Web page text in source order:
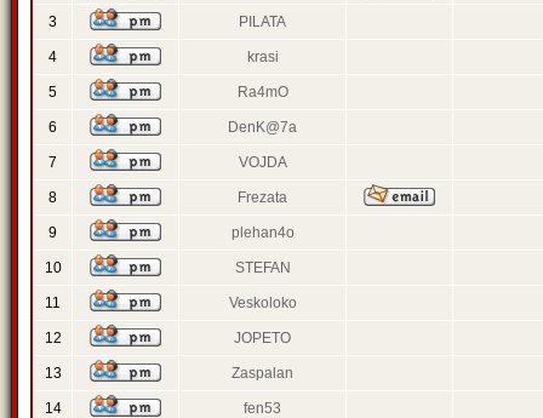
3 PILATA
4 krasi
5 Ra4mO
6 DenK@7a
7 VOJDA
8 Frezata
9 plehan4o
10 STEFAN
11 Veskoloko
12 JOPETO
13 Zaspalan
14 fen53